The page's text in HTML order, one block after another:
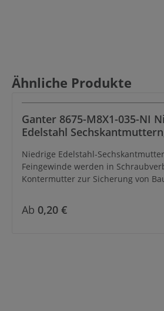
Produktgalerie überspringen
Ähnliche Produkte
Ganter 8675-M8X1-035-NI
Edelstahl
Niedrige Edelstahl-
Feingewinde werden in
Kontermutter zur Sicherung von
eingesetzt.Darüber hinaus werden
Kombination mit Rastbolzen,
Ab 0,20 €